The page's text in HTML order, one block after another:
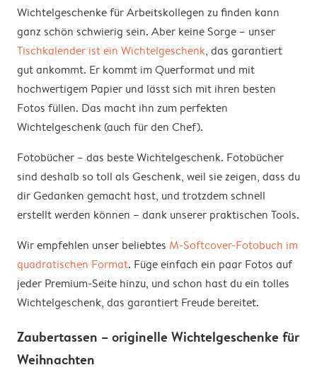
Wichtelgeschenke für Arbeitskollegen zu finden kann
ganz schön schwierig sein. Aber keine Sorge – unser
Tischkalender ist ein Wichtelgeschenk, das garantiert
gut ankommt. Er kommt im Querformat und mit
hochwertigem Papier und lässt sich mit ihren besten
Fotos füllen. Das macht ihn zum perfekten
Wichtelgeschenk (auch für den Chef).
Fotobücher – das beste Wichtelgeschenk. Fotobücher
sind deshalb so toll als Geschenk, weil sie zeigen, dass du
dir Gedanken gemacht hast, und trotzdem schnell
erstellt werden können – dank unserer praktischen Tools.
Wir empfehlen unser beliebtes M-Softcover-Fotobuch im
quadratischen Format. Füge einfach ein paar Fotos auf
jeder Premium-Seite hinzu, und schon hast du ein tolles
Wichtelgeschenk, das garantiert Freude bereitet.
Zaubertassen – originelle Wichtelgeschenke für
Weihnachten